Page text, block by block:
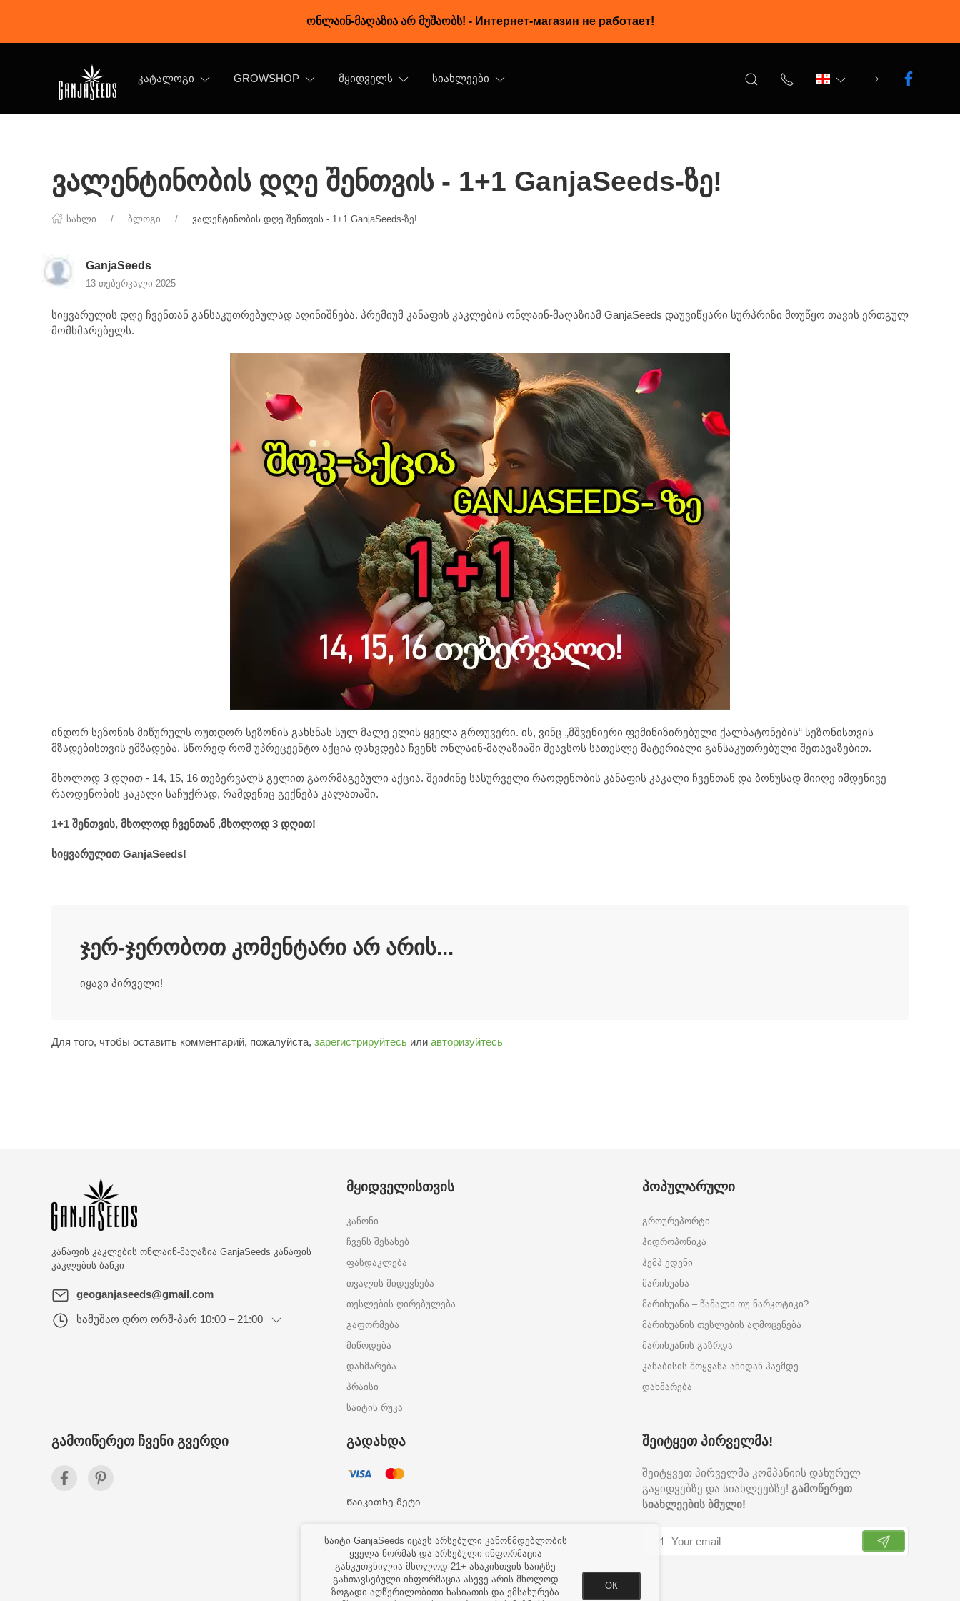
ონლაინ-მაღაზია არ მუშაობს! - Интернет-магазин не работает!
ᲙᲐᲢᲐᲚᲝᲒᲘ GROWSHOP ᲛᲧᲘᲓᲕᲔᲚᲡ ᲡᲘᲐᲮᲚᲔᲔᲑᲘ
ვალენტინობის დღე შენთვის - 1+1 GanjaSeeds-ზე!
სახლი ბლოგი ვალენტინობის დღე შენთვის - 1+1 GanjaSeeds-ზე!
GanjaSeeds
13 თებერვალი 2025
სიყვარულის დღე ჩვენთან განსაკუთრებულად აღინიშნება. პრემიუმ კანაფის კაკლების ონლაინ-მაღაზიამ GanjaSeeds დაუვიწყარი სურპრიზი მოუწყო თავის ერთგულ
მომხმარებელს.
ინდორ სეზონის მიწურულს ოუთდორ სეზონის გახსნას სულ მალე ელის ყველა გროუვერი. ის, ვინც „მშვენიერი ფემინიზირებული ქალბატონების“ სეზონისთვის
მზადებისთვის ემზადება, სწორედ რომ უპრეცეენტო აქცია დახვდება ჩვენს ონლაინ-მაღაზიაში შეავსოს სათესლე მატერიალი განსაკუთრებული შეთავაზებით.
მხოლოდ 3 დღით - 14, 15, 16 თებერვალს გელით გაორმაგებული აქცია. შეიძინე სასურველი რაოდენობის კანაფის კაკალი ჩვენთან და ბონუსად მიიღე იმდენივე
რაოდენობის კაკალი საჩუქრად, რამდენიც გექნება კალათაში.
1+1 შენთვის, მხოლოდ ჩვენთან ,მხოლოდ 3 დღით!
სიყვარულით GanjaSeeds!
ჯერ-ჯერობოთ კომენტარი არ არის...
იყავი პირველი!
Для того, чтобы оставить комментарий, пожалуйста, зарегистрируйтесь или авторизуйтесь
კანაფის კაკლების ონლაინ-მაღაზია GanjaSeeds კანაფის
კაკლების ბანკი
geoganjaseeds@gmail.com
სამუშაო დრო ორშ-პარ 10:00 – 21:00
ᲛᲧᲘᲓᲕᲔᲚᲘᲡᲗᲕᲘᲡ
კანონი
ჩვენს შესახებ
ფასდაკლება
თვალის მიდევნება
თესლების ღირებულება
გაფორმება
მიწოდება
დახმარება
პრაისი
საიტის რუკა
ᲞᲝᲞᲣᲚᲐᲠᲣᲚᲘ
გროურეპორტი
ჰიდროპონიკა
ჰემპ ედენი
მარიხუანა
მარიხუანა – წამალი თუ ნარკოტიკი?
მარიხუანის თესლების აღმოცენება
მარიხუანის გაზრდა
კანაბისის მოყვანა ანიდან ჰაემდე
დახმარება
ᲒᲐᲛᲝᲘᲬᲔᲠᲔᲗ ᲩᲕᲔᲜᲘ ᲒᲕᲔᲠᲓᲘ ᲒᲐᲓᲐᲮᲓᲐ
Წაიკითხე მეტი
ᲨᲔᲘᲢᲧᲔᲗ ᲞᲘᲠᲕᲔᲚᲛᲐ!
შეიტყვეთ პირველმა კომპანიის დახურულ
გაყიდვებზე და სიახლეებზე! გამოწერეთ
სიახლეების ბმული!
სახლი დაკაშირება ხელშეკრულება სიახლეები
საიტი GanjaSeeds იცავს არსებული კანონმდებლობის
ყველა ნორმას და არსებული ინფორმაცია
განკუთვნილია მხოლოდ 21+ ასაკისთვის საიტზე
განთავსებული ინფორმაცია ასევე არის მხოლოდ
ზოგადი აღწერილობითი ხასიათის და ემსახურება
ОК